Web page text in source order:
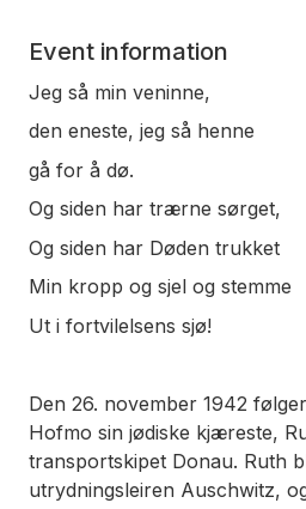
Event information
Jeg så min veninne,
den eneste, jeg så henne
gå for å dø.
Og siden har trærne sørget,
Og siden har Døden trukket
Min kropp og sjel og stemme
Ut i fortvilelsens sjø!
Den 26. november 1942
Hofmo sin jødiske kjæreste,
transportskipet Donau. Ruth
utrydningsleiren Auschwitz,